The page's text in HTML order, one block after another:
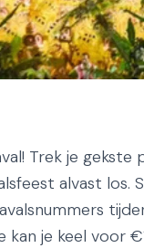
Trek je gekste
alvast los.
kan je keel voor